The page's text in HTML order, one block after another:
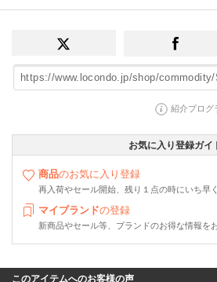
紹介プログ
お気に入り登録ガイ
商品のお気に入り登録
再入荷やセール開始、残り１点の時にいち早
マイブランドの登録
新商品やセール等、ブランドのお得な情報を
このアイテムへのお客様の声